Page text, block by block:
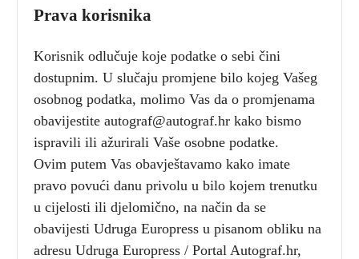
Prava korisnika
Korisnik odlučuje koje podatke o sebi čini
dostupnim. U slučaju promjene bilo kojeg Vašeg
osobnog podatka, molimo Vas da o promjenama
obavijestite autograf@autograf.hr kako bismo
ispravili ili ažurirali Vaše osobne podatke.
Ovim putem Vas obavještavamo kako imate
pravo povući danu privolu u bilo kojem trenutku
u cijelosti ili djelomično, na način da se
obavijesti Udruga Europress u pisanom obliku na
adresu Udruga Europress / Portal Autograf.hr,